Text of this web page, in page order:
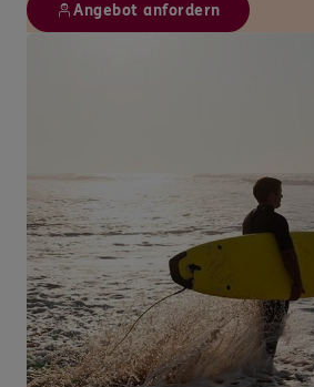
Angebot anfordern